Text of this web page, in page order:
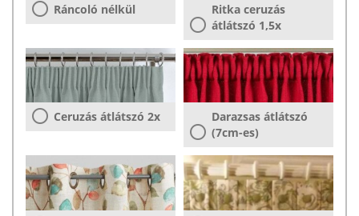
Ráncoló nélkül
Ritka ceruzás
átlátszó 1,5x
Ceruzás átlátszó 2x
Darazsas átlátszó
(7cm-es)